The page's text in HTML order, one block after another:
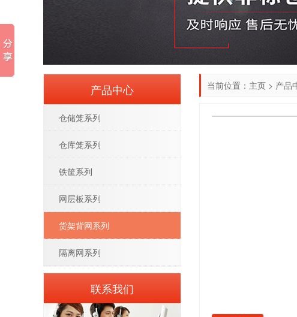
当前位置： 主页 > 产品
产品中心
仓储笼系列
仓库笼系列
铁筐系列
网层板系列
货架背网系列
隔离网系列
联系我们